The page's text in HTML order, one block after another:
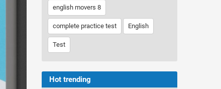
english movers 8
complete practice test English
Test
Hot trending